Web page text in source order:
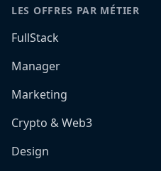
LES OFFRES PAR MÉTIER
FullStack
Manager
Marketing
Crypto & Web3
Design